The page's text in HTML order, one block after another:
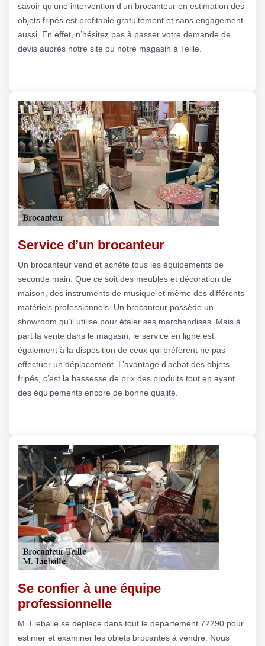
savoir qu’une intervention d’un brocanteur en estimation des
objets fripés est profitable gratuitement et sans engagement
aussi. En effet, n’hésitez pas à passer votre demande de
devis auprès notre site ou notre magasin à Teille.
Service d’un brocanteur
Un brocanteur vend et achète tous les équipements de
seconde main. Que ce soit des meubles et décoration de
maison, des instruments de musique et même des différents
matériels professionnels. Un brocanteur possède un
showroom qu’il utilise pour étaler ses marchandises. Mais à
part la vente dans le magasin, le service en ligne est
également à la disposition de ceux qui préfèrent ne pas
effectuer un déplacement. L’avantage d’achat des objets
fripés, c’est la bassesse de prix des produits tout en ayant
des équipements encore de bonne qualité.
Se confier à une équipe
professionnelle
M. Lieballe se déplace dans tout le département 72290 pour
estimer et examiner les objets brocantes à vendre. Nous